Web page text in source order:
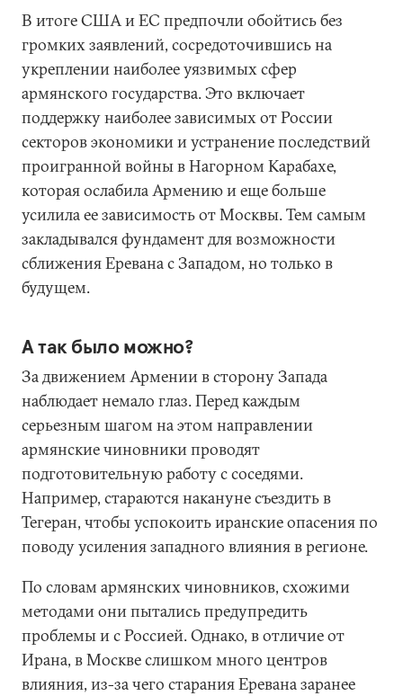
В итоге США и ЕС предпочли обойтись без
громких заявлений, сосредоточившись на
укреплении наиболее уязвимых сфер
армянского государства. Это включает
поддержку наиболее зависимых от России
секторов экономики и устранение последствий
проигранной войны в Нагорном Карабахе,
которая ослабила Армению и еще больше
усилила ее зависимость от Москвы. Тем самым
закладывался фундамент для возможности
сближения Еревана с Западом, но только в
будущем.
А так было можно?
За движением Армении в сторону Запада
наблюдает немало глаз. Перед каждым
серьезным шагом на этом направлении
армянские чиновники проводят
подготовительную работу с соседями.
Например, стараются накануне съездить в
Тегеран, чтобы успокоить иранские опасения по
поводу усиления западного влияния в регионе.
По словам армянских чиновников, схожими
методами они пытались предупредить
проблемы и с Россией. Однако, в отличие от
Ирана, в Москве слишком много центров
влияния, из-за чего старания Еревана заранее